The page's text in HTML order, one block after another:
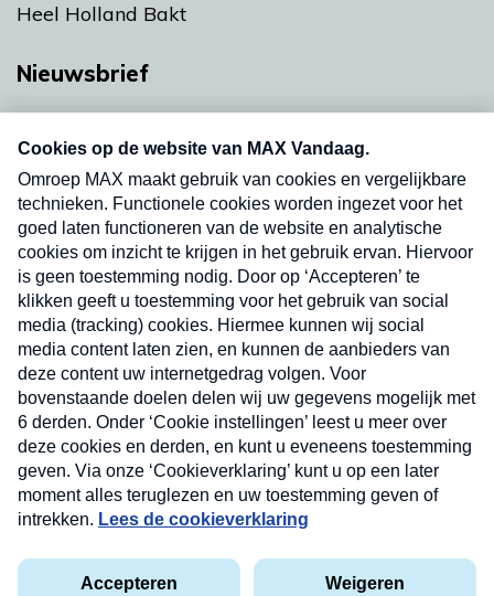
Heel Holland Bakt
Nieuwsbrief
nieuwsbrief. Elke vrijdag- en dinsdagochtend in
uw mailbox.
Verzend
Privacyverklaring
Cookieverklaring
Nieuwsbrief
Neem hier een gratis abonnement op onze
nieuwsbrief. Elke vrijdag- en dinsdagochtend in uw